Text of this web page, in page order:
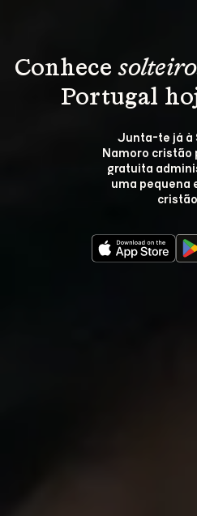
Conhece
Portugal
Junta-te já à
Namoro cristão
gratuita
uma pequena